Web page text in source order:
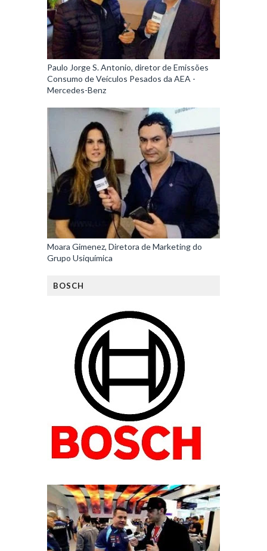
Paulo Jorge S. Antonio, diretor de Emissões
Consumo de Veículos Pesados da AEA -
Mercedes-Benz
Moara Gimenez, Diretora de Marketing do
Grupo Usiquímica
BOSCH